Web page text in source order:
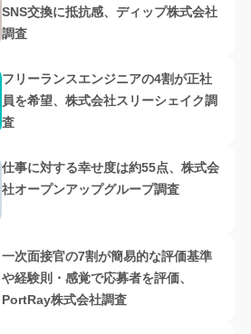
SNS交換に抵抗感、ディップ株式会社
調査
フリーランスエンジニアの4割が正社
員を希望、株式会社スリーシェイク調
査
仕事に対する幸せ度は約55点、株式会
社オープンアップグループ調査
一次面接官の7割が簡易的な評価基準
や経験則・感覚で応募者を評価、
PortRay株式会社調査